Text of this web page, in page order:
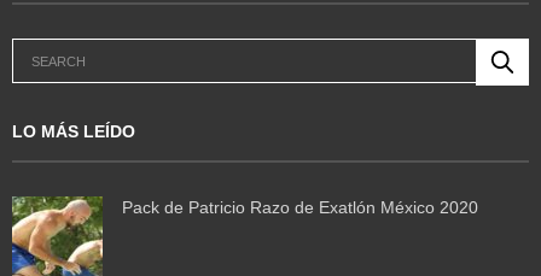
LO MÁS LEÍDO
Pack de Patricio Razo de Exatlón México 2020